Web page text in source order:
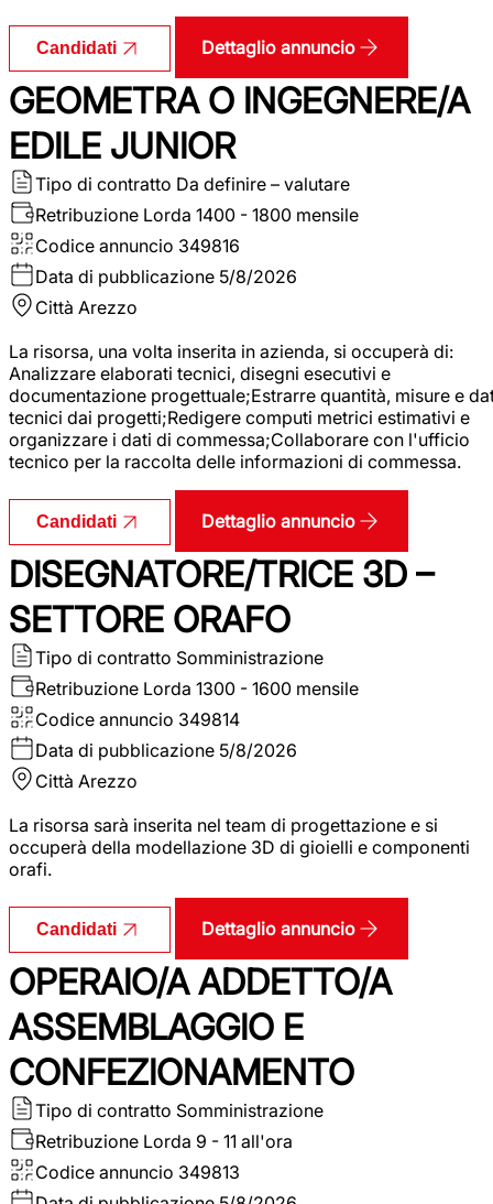
Candidati Dettaglio annuncio
GEOMETRA O INGEGNERE/A
EDILE JUNIOR
Tipo di contratto Da definire – valutare
Retribuzione Lorda 1400 - 1800 mensile
Codice annuncio 349816
Data di pubblicazione 5/8/2026
Città Arezzo
La risorsa, una volta inserita in azienda, si occuperà di:
Analizzare elaborati tecnici, disegni esecutivi e
documentazione progettuale;Estrarre quantità, misure e
tecnici dai progetti;Redigere computi metrici estimativi e
organizzare i dati di commessa;Collaborare con l'ufficio
tecnico per la raccolta delle informazioni di commessa.
Candidati Dettaglio annuncio
DISEGNATORE/TRICE 3D –
SETTORE ORAFO
Tipo di contratto Somministrazione
Retribuzione Lorda 1300 - 1600 mensile
Codice annuncio 349814
Data di pubblicazione 5/8/2026
Città Arezzo
La risorsa sarà inserita nel team di progettazione e si
occuperà della modellazione 3D di gioielli e componenti
orafi.
Candidati Dettaglio annuncio
OPERAIO/A ADDETTO/A
ASSEMBLAGGIO E
CONFEZIONAMENTO
Tipo di contratto Somministrazione
Retribuzione Lorda 9 - 11 all'ora
Codice annuncio 349813